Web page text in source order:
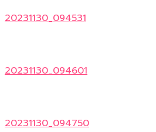
20231130_094531
20231130_094601
20231130_094750